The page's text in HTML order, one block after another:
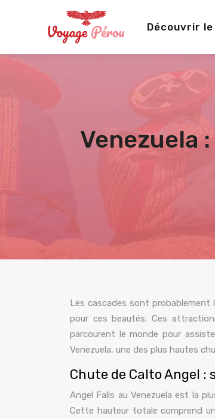
Découvrir le
Venezuela
Les cascades sont probablement
pour ces beautés. Ces
parcourent le monde pour
Venezuela, une des plus hautes
Chute de Calto Angel
Angel Falls au Venezuela est la
Cette hauteur totale comprend